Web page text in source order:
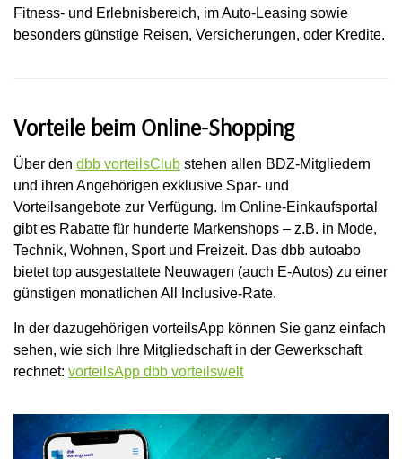
Fitness- und Erlebnisbereich, im Auto-Leasing sowie
besonders günstige Reisen, Versicherungen, oder Kredite.
Vorteile beim Online-Shopping
Über den dbb vorteilsClub stehen allen BDZ-Mitgliedern
und ihren Angehörigen exklusive Spar- und
Vorteilsangebote zur Verfügung. Im Online-Einkaufsportal
gibt es Rabatte für hunderte Markenshops – z.B. in Mode,
Technik, Wohnen, Sport und Freizeit. Das dbb autoabo
bietet top ausgestattete Neuwagen (auch E-Autos) zu einer
günstigen monatlichen All Inclusive-Rate.
In der dazugehörigen vorteilsApp können Sie ganz einfach
sehen, wie sich Ihre Mitgliedschaft in der Gewerkschaft
rechnet: vorteilsApp dbb vorteilswelt